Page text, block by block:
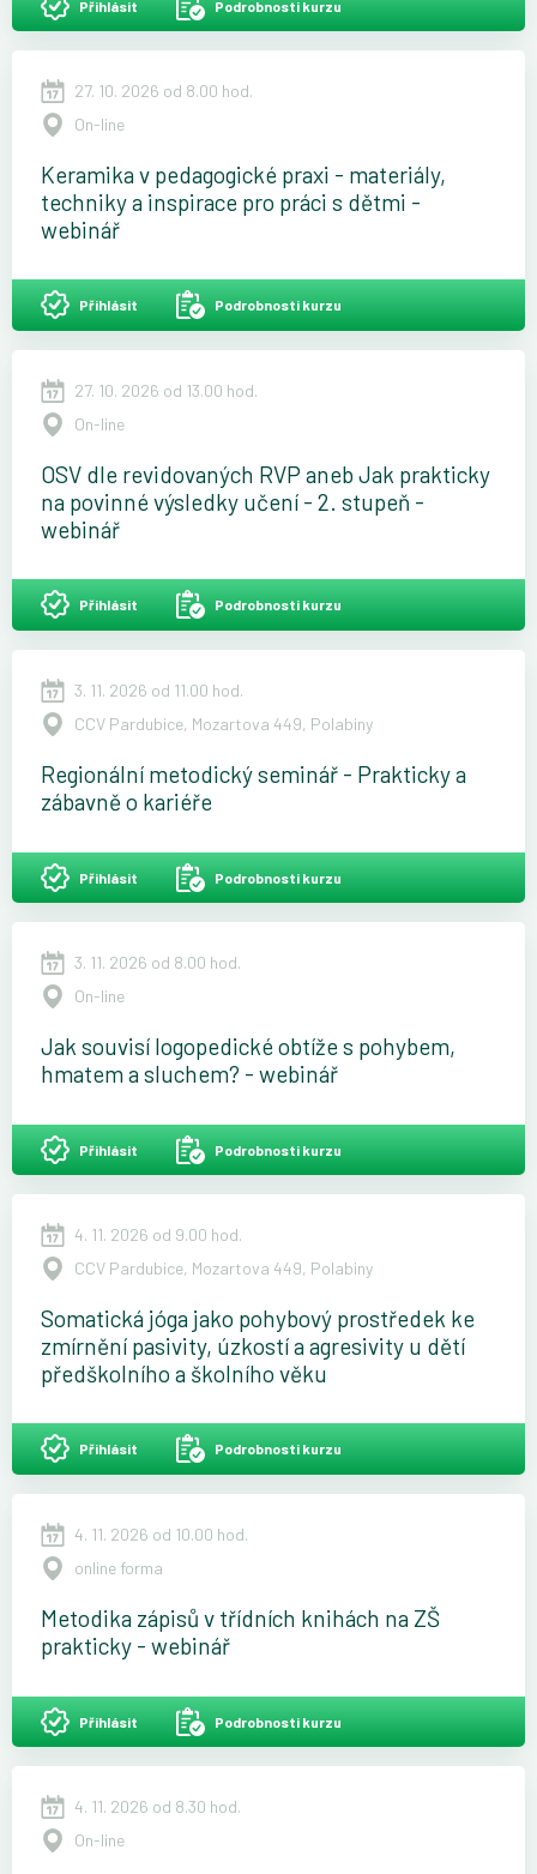
Přihlásit Podrobnosti kurzu
27. 10. 2026 od 8.00 hod.
On-line
Keramika v pedagogické praxi - materiály,
techniky a inspirace pro práci s dětmi -
webinář
Přihlásit Podrobnosti kurzu
27. 10. 2026 od 13.00 hod.
On-line
OSV dle revidovaných RVP aneb Jak prakticky
na povinné výsledky učení - 2. stupeň -
webinář
Přihlásit Podrobnosti kurzu
3. 11. 2026 od 11.00 hod.
CCV Pardubice, Mozartova 449, Polabiny
Regionální metodický seminář - Prakticky a
zábavně o kariéře
Přihlásit Podrobnosti kurzu
3. 11. 2026 od 8.00 hod.
On-line
Jak souvisí logopedické obtíže s pohybem,
hmatem a sluchem? - webinář
Přihlásit Podrobnosti kurzu
4. 11. 2026 od 9.00 hod.
CCV Pardubice, Mozartova 449, Polabiny
Somatická jóga jako pohybový prostředek ke
zmírnění pasivity, úzkostí a agresivity u dětí
předškolního a školního věku
Přihlásit Podrobnosti kurzu
4. 11. 2026 od 10.00 hod.
online forma
Metodika zápisů v třídních knihách na ZŠ
prakticky - webinář
Přihlásit Podrobnosti kurzu
4. 11. 2026 od 8.30 hod.
On-line